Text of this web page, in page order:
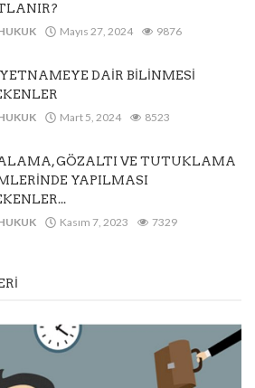
Mayıs 27, 2024 9876
DAİR BİLİNMESİ
Mart 5, 2024 8523
GÖZALTI VE TUTUKLAMA
YAPILMASI
Kasım 7, 2023 7329